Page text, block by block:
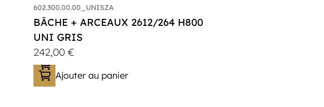
602.300.00.00_UNISZA
BÂCHE + ARCEAUX 2612/264 H800
UNI GRIS
242,00€
Ajouter au panier